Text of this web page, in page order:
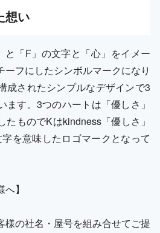
想い
と「F」の文字と「心」をイメー
ーフにしたシンボルマークになり
成されたシンプルなデザインで3
ます。3つのハートは「優しさ」
たものでKはkindness「優しさ」
を意味したロゴマークとなって
】
様の社名・屋号を組み合せてご提